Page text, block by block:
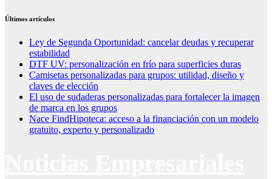
Últimos artículos
Ley de Segunda Oportunidad: cancelar deudas y recuperar
estabilidad
DTF UV: personalización en frío para superficies duras
Camisetas personalizadas para grupos: utilidad, diseño y
claves de elección
El uso de sudaderas personalizadas para fortalecer la imagen
de marca en los grupos
Nace FindHipoteca: acceso a la financiación con un modelo
gratuito, experto y personalizado